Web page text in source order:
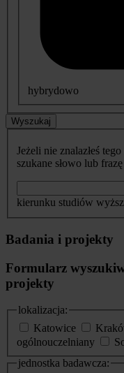
hybrydowo
Wyszukaj
Jeżeli nie znalazłeś
szukane słowo lub
kierunku studiów
Badania i projekty
Formularz
projekty
lokalizacja:
Katowice
ogólnouczelniany
jednostka badawcza: